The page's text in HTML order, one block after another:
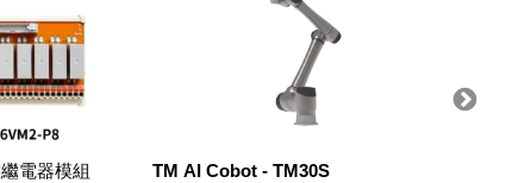
電器模組 TM AI Cobot - TM30S